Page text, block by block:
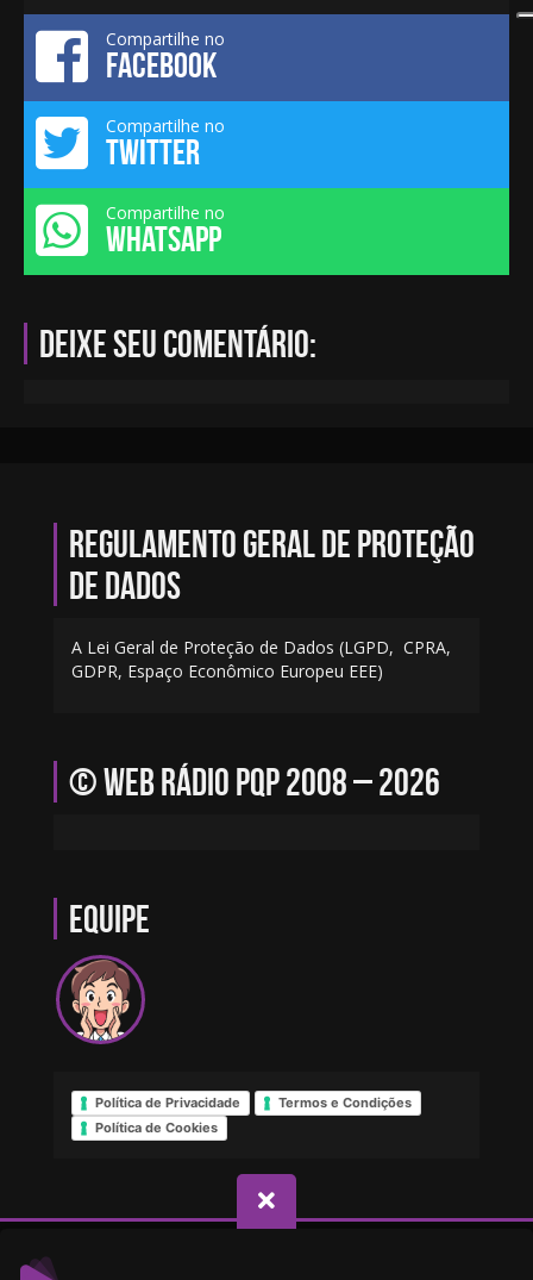
Compartilhe no
FACEBOOK
Compartilhe no
TWITTER
Compartilhe no
WHATSAPP
Deixe seu comentário:
Regulamento geral de proteção
de dados
A Lei Geral de Proteção de Dados (LGPD, CPRA,
GDPR, Espaço Econômico Europeu EEE)
© Web Rádio PQP 2008 – 2026
Equipe
Política de Privacidade
Termos e Condições
Política de Cookies
© Direitos reservados - Web Rádio PQP